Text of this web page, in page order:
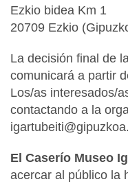
Ezkio bidea Km 1
20709 Ezkio
La decisión final de
comunicará a partir
Los/as interesados/
contactando a la
El Caserío Museo
acercar al público la